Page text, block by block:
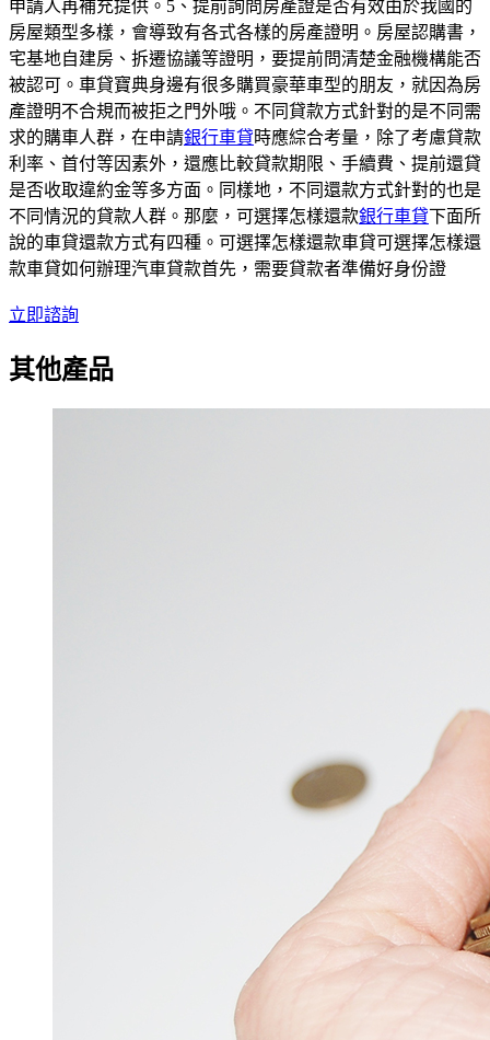
申請人再補充提供。5、提前詢問房產證是否有效由於我國的
房屋類型多樣，會導致有各式各樣的房產證明。房屋認購書，
宅基地自建房、拆遷協議等證明，要提前問清楚金融機構能否
被認可。車貸寶典身邊有很多購買豪華車型的朋友，就因為房
產證明不合規而被拒之門外哦。不同貸款方式針對的是不同需
求的購車人群，在申請銀行車貸時應綜合考量，除了考慮貸款
利率、首付等因素外，還應比較貸款期限、手續費、提前還貸
是否收取違約金等多方面。同樣地，不同還款方式針對的也是
不同情況的貸款人群。那麼，可選擇怎樣還款銀行車貸下面所
說的車貸還款方式有四種。可選擇怎樣還款車貸可選擇怎樣還
款車貸如何辦理汽車貸款首先，需要貸款者準備好身份證
立即諮詢
其他產品